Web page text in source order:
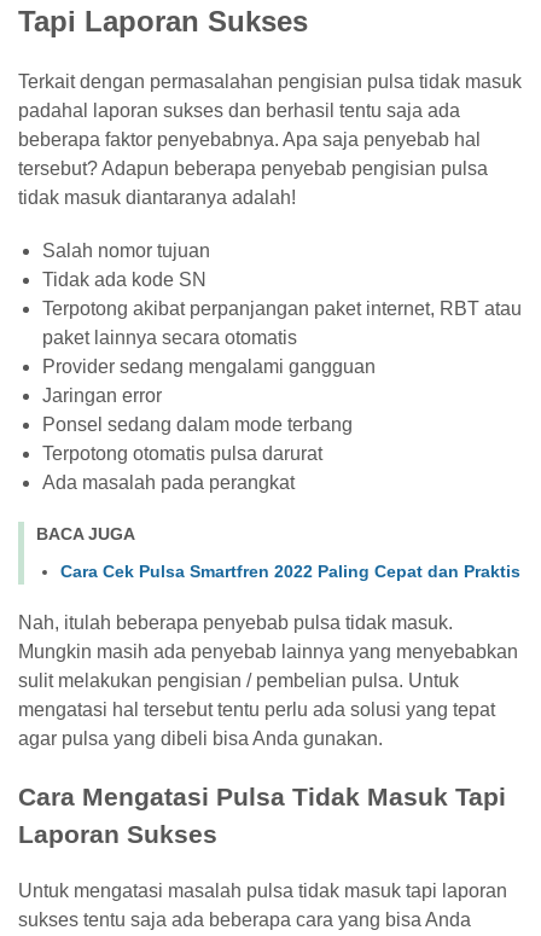
Tapi Laporan Sukses
Terkait dengan permasalahan pengisian pulsa tidak masuk
padahal laporan sukses dan berhasil tentu saja ada
beberapa faktor penyebabnya. Apa saja penyebab hal
tersebut? Adapun beberapa penyebab pengisian pulsa
tidak masuk diantaranya adalah!
Salah nomor tujuan
Tidak ada kode SN
Terpotong akibat perpanjangan paket internet, RBT atau
paket lainnya secara otomatis
Provider sedang mengalami gangguan
Jaringan error
Ponsel sedang dalam mode terbang
Terpotong otomatis pulsa darurat
Ada masalah pada perangkat
BACA JUGA
Cara Cek Pulsa Smartfren 2022 Paling Cepat dan Praktis
Nah, itulah beberapa penyebab pulsa tidak masuk.
Mungkin masih ada penyebab lainnya yang menyebabkan
sulit melakukan pengisian / pembelian pulsa. Untuk
mengatasi hal tersebut tentu perlu ada solusi yang tepat
agar pulsa yang dibeli bisa Anda gunakan.
Cara Mengatasi Pulsa Tidak Masuk Tapi
Laporan Sukses
Untuk mengatasi masalah pulsa tidak masuk tapi laporan
sukses tentu saja ada beberapa cara yang bisa Anda